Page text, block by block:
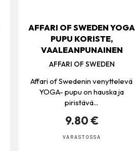
AFFARI OF SWEDEN YOGA
PUPU KORISTE,
VAALEANPUNAINEN
AFFARI OF SWEDEN
Affari of Swedenin venyttelevä
YOGA- pupu on hauska ja
piristävä...
9.80 €
VARASTOSSA